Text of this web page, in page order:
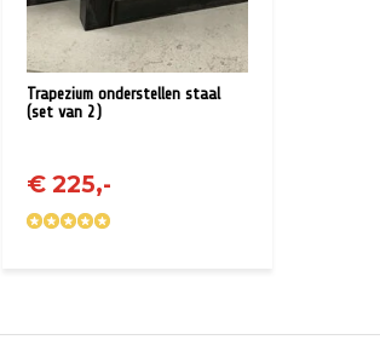
Trapezium onderstellen staal
(set van 2)
€ 225,-